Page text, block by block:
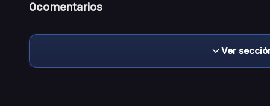
0comentarios
Ver